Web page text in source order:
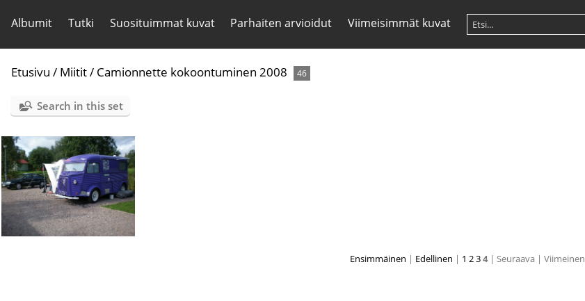
Albumit Tutki Suosituimmat kuvat Parhaiten arvioidut Viimeisimmät kuvat
Etusivu / Miitit/ Camionnette kokoontuminen 2008 46
Search in this set
Ensimmäinen | Edellinen | 1 234 | Seuraava | Viimeinen